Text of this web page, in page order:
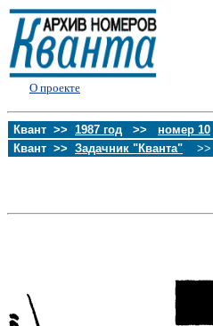
О проекте
Квант >> 1987 год >> номер 10
Квант >> Задачник "Кванта" >>